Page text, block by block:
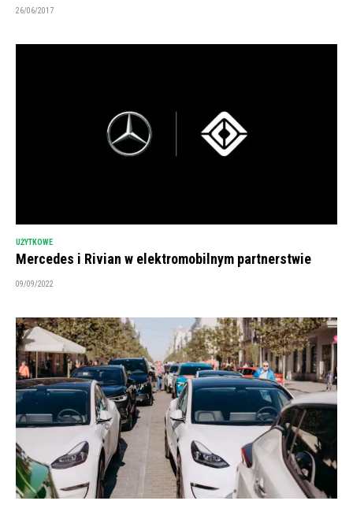
26/06/2017
UŻYTKOWE
Mercedes i Rivian w elektromobilnym partnerstwie
09/09/2022